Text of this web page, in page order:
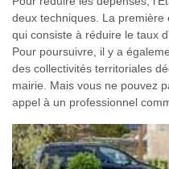
deux techniques. La
qui consiste à réduire le taux
Pour poursuivre, il y a
des collectivités territoriales
mairie. Mais vous ne pouvez
appel à un professionnel